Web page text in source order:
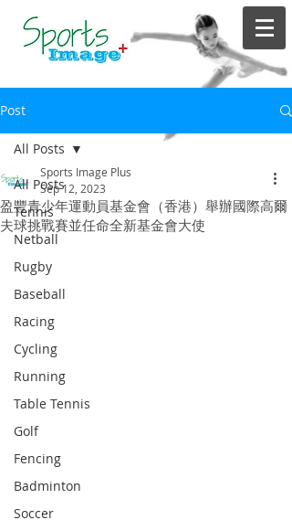
Post
All Posts
Tennis
Netball
Rugby
Baseball
Racing
Cycling
Running
Table Tennis
Golf
Fencing
Badminton
Soccer
All Posts
盈豐青少年運動員基金會（香港）舉辦國際高爾
夫球挑戰賽並任命全新基金會大使
Sports Image Plus
Sep 12, 2023